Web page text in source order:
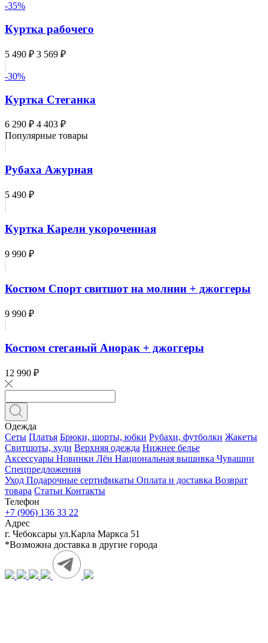
-35%
Куртка рабочего
5 490 ₽ 3 569 ₽
-30%
Куртка Стеганка
6 290 ₽ 4 403 ₽
Популярные товары
Рубаха Ажурная
5 490 ₽
Куртка Карели укороченная
9 990 ₽
Костюм Спорт свитшот на молнии + джоггеры
9 990 ₽
Костюм стеганый Анорак + джоггеры
12 990 ₽
Одежда
Сеты Платья Брюки, шорты, юбки Рубахи, футболки Жакеты
Свитшоты, худи Верхняя одежда Нижнее белье
Аксессуары Новинки Лён Национальная вышивка Чувашии
Спецпредложения
Уход Подарочные сертификаты Оплата и доставка Возврат
товара Статьи Контакты
Телефон
+7 (906) 136 33 22
Адрес
г. Чебоксары ул.Карла Маркса 51
*Возможна доставка в другие города